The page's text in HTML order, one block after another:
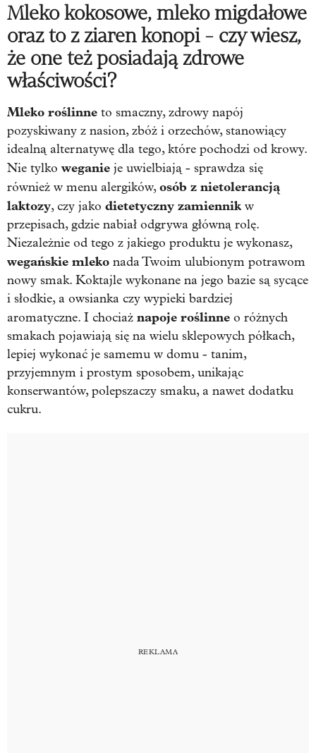
Mleko kokosowe, mleko migdałowe
oraz to z ziaren konopi - czy wiesz,
że one też posiadają zdrowe
właściwości?
Mleko roślinne to smaczny, zdrowy napój
pozyskiwany z nasion, zbóż i orzechów, stanowiący
idealną alternatywę dla tego, które pochodzi od krowy.
Nie tylko weganie je uwielbiają - sprawdza się
również w menu alergików,osób z nietolerancją
laktozy, czy jako dietetyczny zamiennik w
przepisach, gdzie nabiał odgrywa główną rolę.
Niezależnie od tego z jakiego produktu je wykonasz,
wegańskie mleko nada Twoim ulubionym potrawom
nowy smak. Koktajle wykonane na jego bazie są sycące
i słodkie, a owsianka czy wypieki bardziej
aromatyczne. I chociaż napoje roślinne o różnych
smakach pojawiają się na wielu sklepowych półkach,
lepiej wykonać je samemu w domu - tanim,
przyjemnym i prostym sposobem, unikając
konserwantów, polepszaczy smaku, a nawet dodatku
cukru.